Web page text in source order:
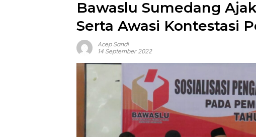
Bawaslu Sumedang
Serta Awasi Kontestasi
Acep Sandi
14 September 2022